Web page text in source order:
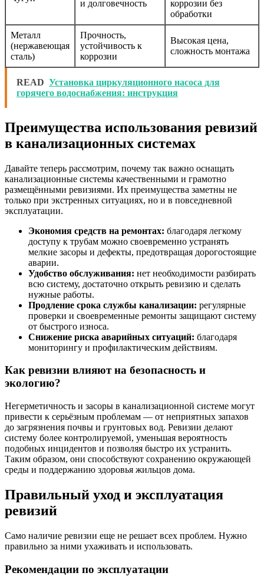
и долговечность
коррозии без
обработки
Металл
(нержавеющая
сталь)
Прочность,
устойчивость к
коррозии
Высокая цена,
сложность монтажа
READ Установка циркуляционного насоса для
горячего водоснабжения: инструкция
Преимущества использования ревизий
в канализационных системах
Давайте теперь рассмотрим, почему так важно оснащать
канализационные системы качественными и грамотно
размещёнными ревизиями. Их преимущества заметны не
только при экстренных ситуациях, но и в повседневной
эксплуатации.
Экономия средств на ремонтах: благодаря легкому
доступу к трубам можно своевременно устранять
мелкие засоры и дефекты, предотвращая дорогостоящие
аварии.
Удобство обслуживания: нет необходимости разбирать
всю систему, достаточно открыть ревизию и сделать
нужные работы.
Продление срока службы канализации: регулярные
проверки и своевременные ремонты защищают систему
от быстрого износа.
Снижение риска аварийных ситуаций: благодаря
мониторингу и профилактическим действиям.
Как ревизии влияют на безопасность и
экологию?
Негерметичность и засоры в канализационной системе могут
привести к серьёзным проблемам — от неприятных запахов
до загрязнения почвы и грунтовых вод. Ревизии делают
систему более контролируемой, уменьшая вероятность
подобных инцидентов и позволяя быстро их устранить.
Таким образом, они способствуют сохранению окружающей
среды и поддержанию здоровья жильцов дома.
Правильный уход и эксплуатация
ревизий
Само наличие ревизии еще не решает всех проблем. Нужно
правильно за ними ухаживать и использовать.
Рекомендации по эксплуатации